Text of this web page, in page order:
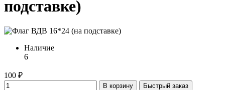
подставке)
Наличие
6
100 ₽
В корзину
Быстрый заказ